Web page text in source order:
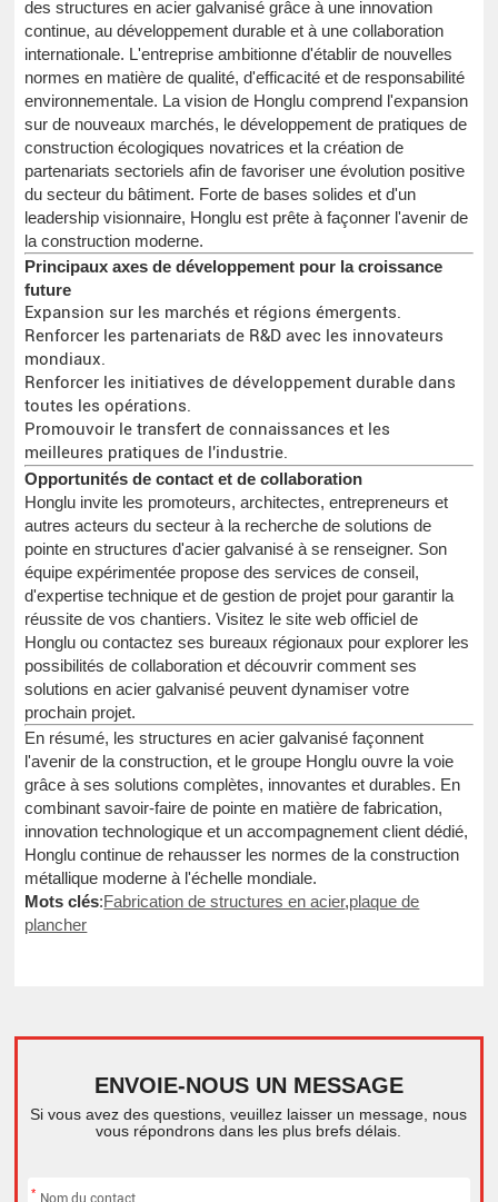
des structures en acier galvanisé grâce à une innovation
continue, au développement durable et à une collaboration
internationale. L'entreprise ambitionne d'établir de nouvelles
normes en matière de qualité, d'efficacité et de responsabilité
environnementale. La vision de Honglu comprend l'expansion
sur de nouveaux marchés, le développement de pratiques de
construction écologiques novatrices et la création de
partenariats sectoriels afin de favoriser une évolution positive
du secteur du bâtiment. Forte de bases solides et d'un
leadership visionnaire, Honglu est prête à façonner l'avenir de
la construction moderne.
Principaux axes de développement pour la croissance
future
Expansion sur les marchés et régions émergents.
Renforcer les partenariats de R&D avec les innovateurs
mondiaux.
Renforcer les initiatives de développement durable dans
toutes les opérations.
Promouvoir le transfert de connaissances et les
meilleures pratiques de l'industrie.
Opportunités de contact et de collaboration
Honglu invite les promoteurs, architectes, entrepreneurs et
autres acteurs du secteur à la recherche de solutions de
pointe en structures d'acier galvanisé à se renseigner. Son
équipe expérimentée propose des services de conseil,
d'expertise technique et de gestion de projet pour garantir la
réussite de vos chantiers. Visitez le site web officiel de
Honglu ou contactez ses bureaux régionaux pour explorer les
possibilités de collaboration et découvrir comment ses
solutions en acier galvanisé peuvent dynamiser votre
prochain projet.
En résumé, les structures en acier galvanisé façonnent
l'avenir de la construction, et le groupe Honglu ouvre la voie
grâce à ses solutions complètes, innovantes et durables. En
combinant savoir-faire de pointe en matière de fabrication,
innovation technologique et un accompagnement client dédié,
Honglu continue de rehausser les normes de la construction
métallique moderne à l'échelle mondiale.
Mots clés:Fabrication de structures en acier,plaque de
plancher
ENVOIE-NOUS UN MESSAGE
Si vous avez des questions, veuillez laisser un message, nous
vous répondrons dans les plus brefs délais.
*